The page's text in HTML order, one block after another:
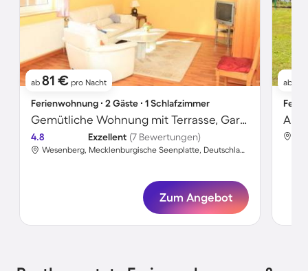
ab 81 € pro Nacht
Ferienwohnung ∙ 2 Gäste ∙ 1 Schlafzimmer
Gemütliche Wohnung mit Terrasse, Garten und Grill
4.8 Exzellent (7 Bewertungen)
Wesenberg, Mecklenburgische Seenplatte, Deutschland
Zum Angebot
ab